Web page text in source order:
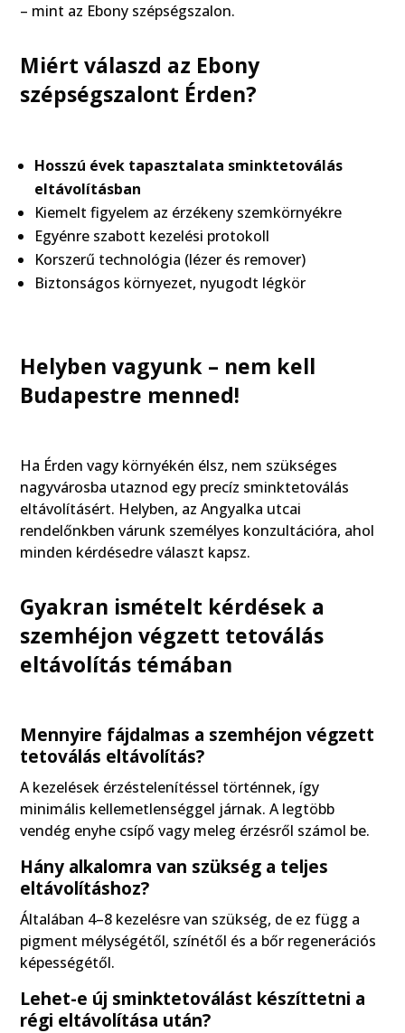
– mint az Ebony szépségszalon.
Miért válaszd az Ebony
szépségszalont Érden?
Hosszú évek tapasztalata sminktetoválás
eltávolításban
Kiemelt figyelem az érzékeny szemkörnyékre
Egyénre szabott kezelési protokoll
Korszerű technológia (lézer és remover)
Biztonságos környezet, nyugodt légkör
Helyben vagyunk – nem kell
Budapestre menned!
Ha Érden vagy környékén élsz, nem szükséges
nagyvárosba utaznod egy precíz sminktetoválás
eltávolításért. Helyben, az Angyalka utcai
rendelőnkben várunk személyes konzultációra, ahol
minden kérdésedre választ kapsz.
Gyakran ismételt kérdések a
szemhéjon végzett tetoválás
eltávolítás témában
Mennyire fájdalmas a szemhéjon végzett
tetoválás eltávolítás?
A kezelések érzéstelenítéssel történnek, így
minimális kellemetlenséggel járnak. A legtöbb
vendég enyhe csípő vagy meleg érzésről számol be.
Hány alkalomra van szükség a teljes
eltávolításhoz?
Általában 4–8 kezelésre van szükség, de ez függ a
pigment mélységétől, színétől és a bőr regenerációs
képességétől.
Lehet-e új sminktetoválást készíttetni a
régi eltávolítása után?